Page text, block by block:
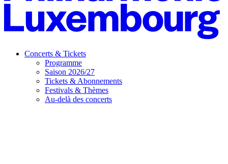
Concerts & Tickets
Programme
Saison 2026/27
Tickets & Abonnements
Festivals & Thèmes
Au-delà des concerts